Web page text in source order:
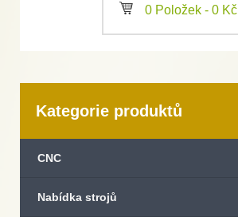
a 0 Položek - 0 Kč
Kategorie produktů
CNC
Nabídka strojů